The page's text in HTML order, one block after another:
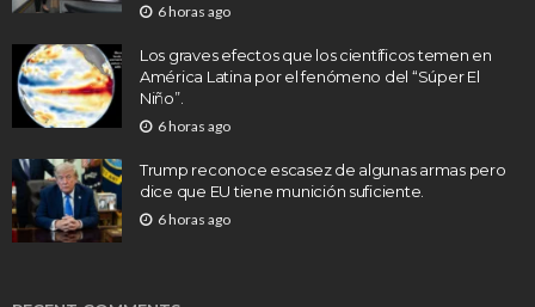
6 horas ago
Los graves efectos que los científicos temen en
América Latina por el fenómeno del “Súper El
Niño”.
6 horas ago
Trump reconoce escasez de algunas armas pero
dice que EU tiene munición suficiente.
6 horas ago